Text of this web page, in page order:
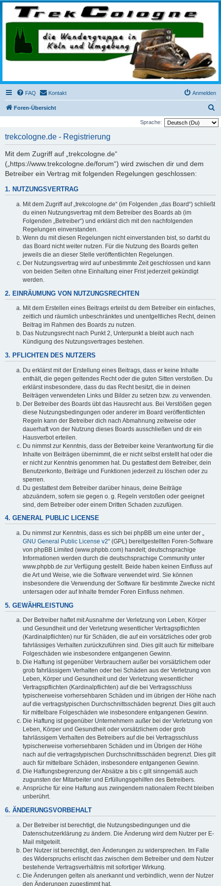
trekcologne.de
Wanderungen rund um Köln
FAQ Kontakt Anmelden
Foren-Übersicht
u
Sprache:
trekcologne.de - Registrierung
Mit dem Zugriff auf „trekcologne.de“
(„https://www.trekcologne.de/forum“) wird zwischen dir und dem
Betreiber ein Vertrag mit folgenden Regelungen geschlossen:
1. NUTZUNGSVERTRAG
Mit dem Zugriff auf „trekcologne.de“ (im Folgenden „das Board“) schließt
du einen Nutzungsvertrag mit dem Betreiber des Boards ab (im
Folgenden „Betreiber“) und erklärst dich mit den nachfolgenden
Regelungen einverstanden.
Wenn du mit diesen Regelungen nicht einverstanden bist, so darfst du
das Board nicht weiter nutzen. Für die Nutzung des Boards gelten
jeweils die an dieser Stelle veröffentlichten Regelungen.
Der Nutzungsvertrag wird auf unbestimmte Zeit geschlossen und kann
von beiden Seiten ohne Einhaltung einer Frist jederzeit gekündigt
werden.
2. EINRÄUMUNG VON NUTZUNGSRECHTEN
Mit dem Erstellen eines Beitrags erteilst du dem Betreiber ein einfaches,
zeitlich und räumlich unbeschränktes und unentgeltliches Recht, deinen
Beitrag im Rahmen des Boards zu nutzen.
Das Nutzungsrecht nach Punkt 2, Unterpunkt a bleibt auch nach
Kündigung des Nutzungsvertrages bestehen.
3. PFLICHTEN DES NUTZERS
Du erklärst mit der Erstellung eines Beitrags, dass er keine Inhalte
enthält, die gegen geltendes Recht oder die guten Sitten verstoßen. Du
erklärst insbesondere, dass du das Recht besitzt, die in deinen
Beiträgen verwendeten Links und Bilder zu setzen bzw. zu verwenden.
Der Betreiber des Boards übt das Hausrecht aus. Bei Verstößen gegen
diese Nutzungsbedingungen oder anderer im Board veröffentlichten
Regeln kann der Betreiber dich nach Abmahnung zeitweise oder
dauerhaft von der Nutzung dieses Boards ausschließen und dir ein
Hausverbot erteilen.
Du nimmst zur Kenntnis, dass der Betreiber keine Verantwortung für die
Inhalte von Beiträgen übernimmt, die er nicht selbst erstellt hat oder die
er nicht zur Kenntnis genommen hat. Du gestattest dem Betreiber, dein
Benutzerkonto, Beiträge und Funktionen jederzeit zu löschen oder zu
sperren.
Du gestattest dem Betreiber darüber hinaus, deine Beiträge
abzuändern, sofern sie gegen o. g. Regeln verstoßen oder geeignet
sind, dem Betreiber oder einem Dritten Schaden zuzufügen.
4. GENERAL PUBLIC LICENSE
Du nimmst zur Kenntnis, dass es sich bei phpBB um eine unter der „
GNU General Public License v2“ (GPL) bereitgestellten Foren-Software
von phpBB Limited (www.phpbb.com) handelt; deutschsprachige
Informationen werden durch die deutschsprachige Community unter
www.phpbb.de zur Verfügung gestellt. Beide haben keinen Einfluss auf
die Art und Weise, wie die Software verwendet wird. Sie können
insbesondere die Verwendung der Software für bestimmte Zwecke nicht
untersagen oder auf Inhalte fremder Foren Einfluss nehmen.
5. GEWÄHRLEISTUNG
Der Betreiber haftet mit Ausnahme der Verletzung von Leben, Körper
und Gesundheit und der Verletzung wesentlicher Vertragspflichten
(Kardinalpflichten) nur für Schäden, die auf ein vorsätzliches oder grob
fahrlässiges Verhalten zurückzuführen sind. Dies gilt auch für mittelbare
Folgeschäden wie insbesondere entgangenen Gewinn.
Die Haftung ist gegenüber Verbrauchern außer bei vorsätzlichem oder
grob fahrlässigem Verhalten oder bei Schäden aus der Verletzung von
Leben, Körper und Gesundheit und der Verletzung wesentlicher
Vertragspflichten (Kardinalpflichten) auf die bei Vertragsschluss
typischerweise vorhersehbaren Schäden und im übrigen der Höhe nach
auf die vertragstypischen Durchschnittsschäden begrenzt. Dies gilt auch
für mittelbare Folgeschäden wie insbesondere entgangenen Gewinn.
Die Haftung ist gegenüber Unternehmern außer bei der Verletzung von
Leben, Körper und Gesundheit oder vorsätzlichem oder grob
fahrlässigem Verhalten des Betreibers auf die bei Vertragsschluss
typischerweise vorhersehbaren Schäden und im Übrigen der Höhe
nach auf die vertragstypischen Durchschnittsschäden begrenzt. Dies gilt
auch für mittelbare Schäden, insbesondere entgangenen Gewinn.
Die Haftungsbegrenzung der Absätze a bis c gilt sinngemäß auch
zugunsten der Mitarbeiter und Erfüllungsgehilfen des Betreibers.
Ansprüche für eine Haftung aus zwingendem nationalem Recht bleiben
unberührt.
6. ÄNDERUNGSVORBEHALT
Der Betreiber ist berechtigt, die Nutzungsbedingungen und die
Datenschutzerklärung zu ändern. Die Änderung wird dem Nutzer per E-
Mail mitgeteilt.
Der Nutzer ist berechtigt, den Änderungen zu widersprechen. Im Falle
des Widerspruchs erlischt das zwischen dem Betreiber und dem Nutzer
bestehende Vertragsverhältnis mit sofortiger Wirkung.
Die Änderungen gelten als anerkannt und verbindlich, wenn der Nutzer
den Änderungen zugestimmt hat.